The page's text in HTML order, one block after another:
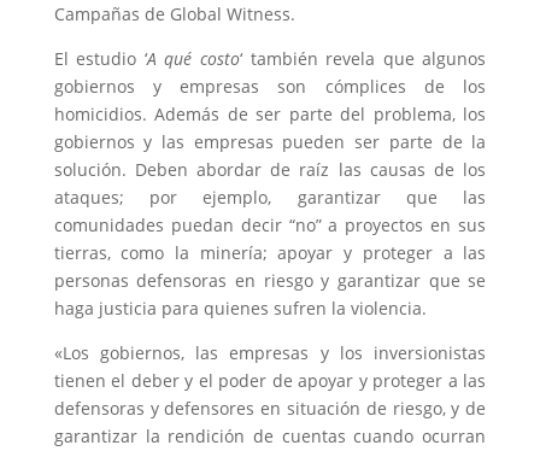
Campañas de Global Witness.
El estudio ‘A qué costo‘ también revela que algunos
gobiernos y empresas son cómplices de los
homicidios. Además de ser parte del problema, los
gobiernos y las empresas pueden ser parte de la
solución. Deben abordar de raíz las causas de los
ataques; por ejemplo, garantizar que las
comunidades puedan decir “no” a proyectos en sus
tierras, como la minería; apoyar y proteger a las
personas defensoras en riesgo y garantizar que se
haga justicia para quienes sufren la violencia.
«Los gobiernos, las empresas y los inversionistas
tienen el deber y el poder de apoyar y proteger a las
defensoras y defensores en situación de riesgo, y de
garantizar la rendición de cuentas cuando ocurran